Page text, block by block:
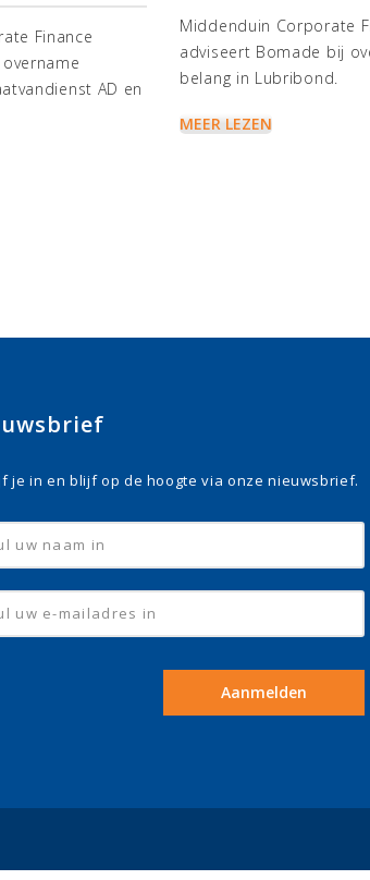
Finance
AD en
Middenduin Corporate
adviseert Bomade bij
belang in Lubribond.
MEER LEZEN
je in en blijf op de hoogte via onze nieuwsbrief.